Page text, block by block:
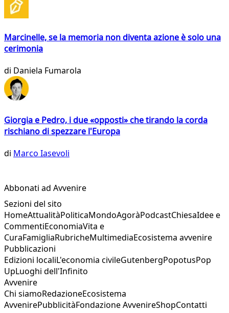
Marcinelle, se la memoria non diventa azione è solo una
cerimonia
di Daniela Fumarola
Giorgia e Pedro, i due «opposti» che tirando la corda
rischiano di spezzare l'Europa
di Marco Iasevoli
Abbonati ad Avvenire
Sezioni del sito
HomeAttualitàPoliticaMondoAgoràPodcastChiesaIdee e
CommentiEconomiaVita e
CuraFamigliaRubricheMultimediaEcosistema avvenire
Pubblicazioni
Edizioni localiL'economia civileGutenbergPopotusPop
UpLuoghi dell'Infinito
Avvenire
Chi siamoRedazioneEcosistema
AvvenirePubblicitàFondazione AvvenireShopContatti